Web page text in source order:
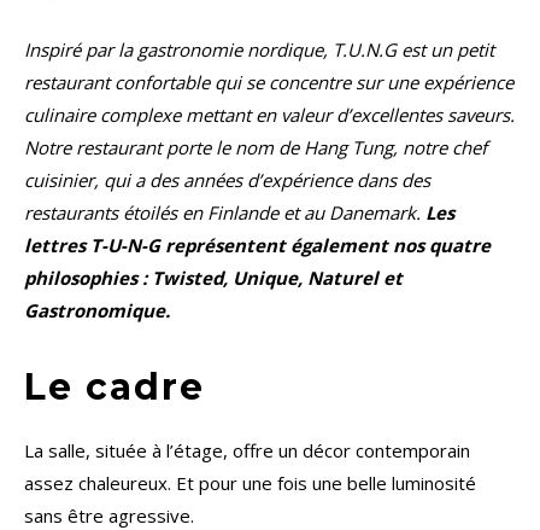
Inspiré par la gastronomie nordique, T.U.N.G est un petit
restaurant confortable qui se concentre sur une expérience
culinaire complexe mettant en valeur d’excellentes saveurs.
Notre restaurant porte le nom de Hang Tung, notre chef
cuisinier, qui a des années d’expérience dans des
restaurants étoilés en Finlande et au Danemark. Les
lettres T-U-N-G représentent également nos quatre
philosophies : Twisted, Unique, Naturel et
Gastronomique.
Le cadre
La salle, située à l’étage, offre un décor contemporain
assez chaleureux. Et pour une fois une belle luminosité
sans être agressive.